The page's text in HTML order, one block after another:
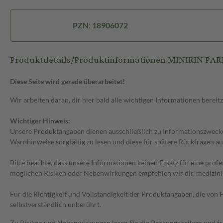
PZN: 18906072
Produktdetails/Produktinformationen MINIRIN
Diese Seite wird gerade überarbeitet!
Wir arbeiten daran, dir hier bald alle wichtigen Informationen
Wichtiger Hinweis:
Unsere Produktangaben dienen ausschließlich zu
Warnhinweise sorgfältig zu lesen und diese für spätere Rückfragen
Bitte beachte, dass unsere Informationen keinen Ersatz für eine
möglichen Risiken oder Nebenwirkungen empfehlen wir dir,
Für die Richtigkeit und Vollständigkeit der Produktangaben, die
selbstverständlich unberührt.